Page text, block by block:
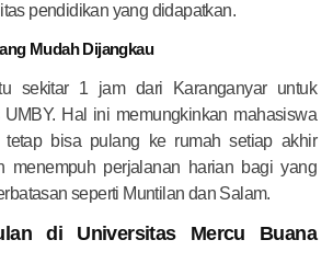
pendidikan yang didapatkan.
Mudah Dijangkau
sekitar 1 jam dari Karanganyar untuk
Hal ini memungkinkan mahasiswa
bisa pulang ke rumah setiap akhir
menempuh perjalanan harian bagi yang
seperti Muntilan dan Salam.
di Universitas Mercu Buana